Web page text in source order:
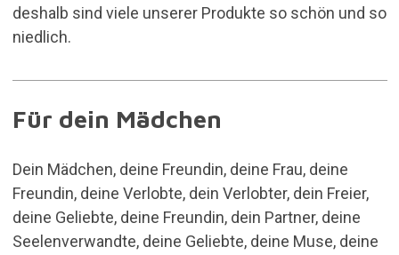
deshalb sind viele unserer Produkte so schön und so
niedlich.
Für dein Mädchen
Dein Mädchen, deine Freundin, deine Frau, deine
Freundin, deine Verlobte, dein Verlobter, dein Freier,
deine Geliebte, deine Freundin, dein Partner, deine
Seelenverwandte, deine Geliebte, deine Muse, deine